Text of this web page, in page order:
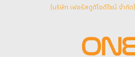
(บริษัท เฟอร์สตูดิโอดีไซน์ จำกัด]